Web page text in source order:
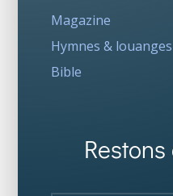
Magazine
Hymnes & louanges
Bible